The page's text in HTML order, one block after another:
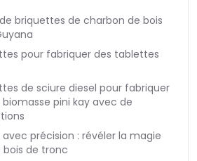
briquettes de charbon de bois
pour fabriquer des tablettes
de sciure diesel pour fabriquer
pini kay avec de
précision : révéler la magie
de tronc